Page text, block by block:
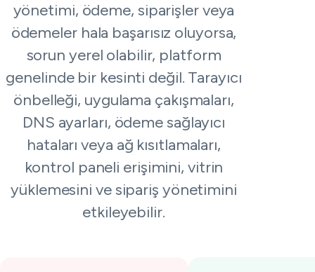
yönetimi, ödeme, siparişler veya
ödemeler hala başarısız oluyorsa,
sorun yerel olabilir, platform
genelinde bir kesinti değil. Tarayıcı
önbelleği, uygulama çakışmaları,
DNS ayarları, ödeme sağlayıcı
hataları veya ağ kısıtlamaları,
kontrol paneli erişimini, vitrin
yüklemesini ve sipariş yönetimini
etkileyebilir.